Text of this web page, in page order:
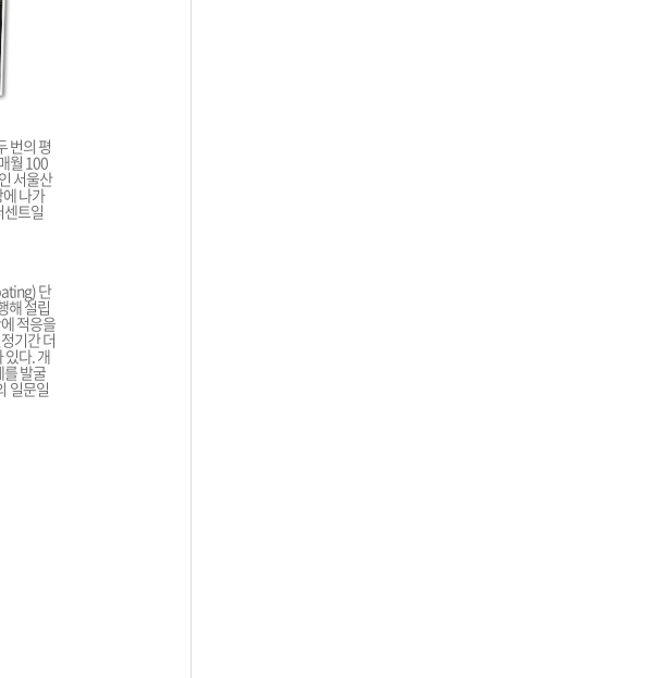
번의 평
월 100
서울산
나가
센트일
단
해 설립
적응을
기간 더
있다. 개
를 발굴
일문일